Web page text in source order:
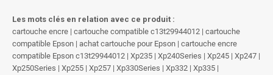
Les mots clés en relation avec ce produit :
cartouche encre | cartouche compatible c13t29944012 | cartouche
compatible Epson | achat cartouche pour Epson | cartouche encre
compatible Epson c13t29944012 | Xp235 | Xp240Series | Xp245 | Xp247 |
Xp250Series | Xp255 | Xp257 | Xp330Series | Xp332 | Xp335 |